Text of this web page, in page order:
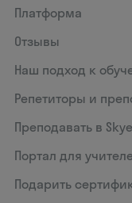
Платформа
Отзывы
Наш подход к
Репетиторы и
Преподавать в
Портал для
Подарить